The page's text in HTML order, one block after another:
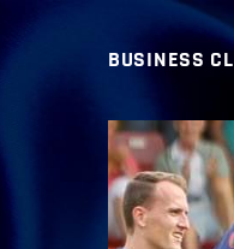
BUSINESS